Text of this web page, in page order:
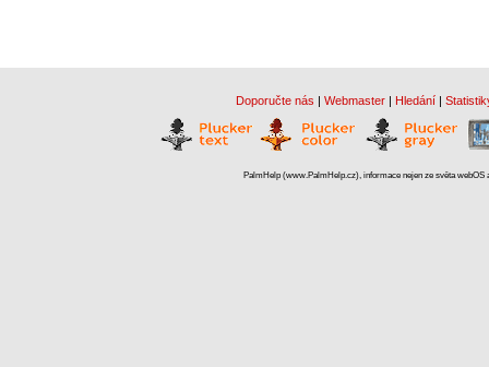
Doporučte nás | Webmaster | Hledání |
PalmHelp (www.PalmHelp.cz), informace nejen ze světa